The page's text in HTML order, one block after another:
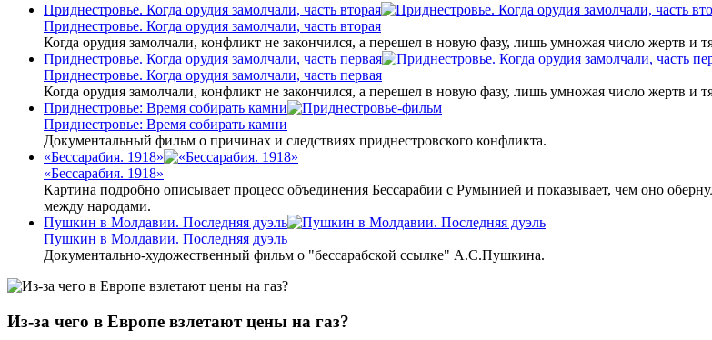
Приднестровье. Когда орудия замолчали, часть вторая
Приднестровье. Когда орудия замолчали, часть вторая
Когда орудия замолчали, конфликт не закончился, а перешел в новую фазу, лишь умножая число жертв и
Приднестровье. Когда орудия замолчали, часть первая
Приднестровье. Когда орудия замолчали, часть первая
Когда орудия замолчали, конфликт не закончился, а перешел в новую фазу, лишь умножая число жертв и
Приднестровье: Время собирать камни
Приднестровье: Время собирать камни
Документальный фильм о причинах и следствиях приднестровского конфликта.
«Бессарабия. 1918»
«Бессарабия. 1918»
Картина подробно описывает процесс объединения Бессарабии с Румынией и показывает, чем оно
между народами.
Пушкин в Молдавии. Последняя дуэль
Пушкин в Молдавии. Последняя дуэль
Документально-художественный фильм о "бессарабской ссылке" А.С.Пушкина.
Из-за чего в Европе взлетают цены на газ?